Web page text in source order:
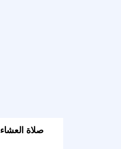
صلاة العشاء